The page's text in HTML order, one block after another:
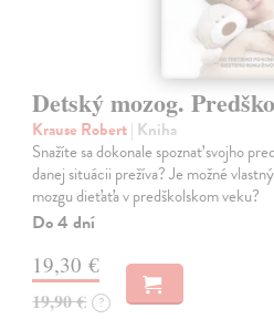
Detský mozog.
Krause Robert| Kniha
Snažíte sa dokonale spoznať svojho
danej situácii prežíva? Je možné
mozgu dieťaťa v predškolskom veku?
Do 4 dní
19,30 €
19,90 € ?